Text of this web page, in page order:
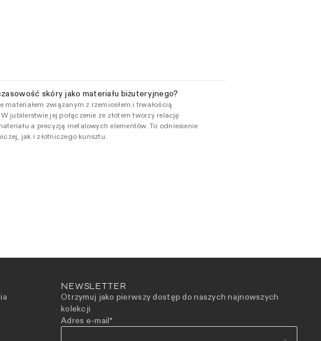
skóry jako materiału biżuteryjnego?
materiałem związanym z rzemiosłem i trwałością
jubilerstwie jej połączenie ze złotem tworzy relację
a precyzją metalowych elementów. To odniesienie
jak i złotniczego kunsztu.
NEWSLETTER
Otrzymuj jako pierwszy dostęp do naszych najnowszych
kolekcji
Adres e-mail*